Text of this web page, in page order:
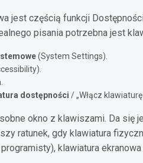
jest częścią funkcji
pisania potrzebna jest
(System Settings).
dostępności / „Włącz
okno z klawiszami. Da się
ratunek, gdy klawiatura
klawiatura